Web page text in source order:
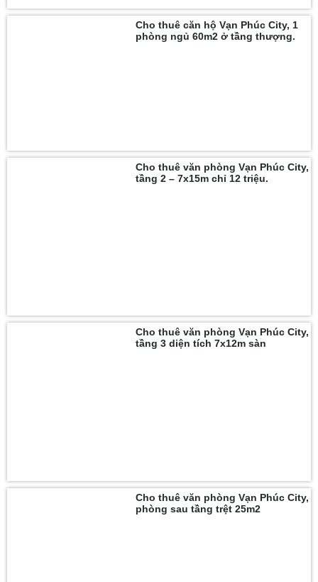
Cho thuê căn hộ Vạn Phúc City, 1
phòng ngủ 60m2 ở tầng thượng.
Cho thuê văn phòng Vạn Phúc City,
tầng 2 – 7x15m chỉ 12 triệu.
Cho thuê văn phòng Vạn Phúc City,
tầng 3 diện tích 7x12m sàn
Cho thuê văn phòng Vạn Phúc City,
phòng sau tầng trệt 25m2